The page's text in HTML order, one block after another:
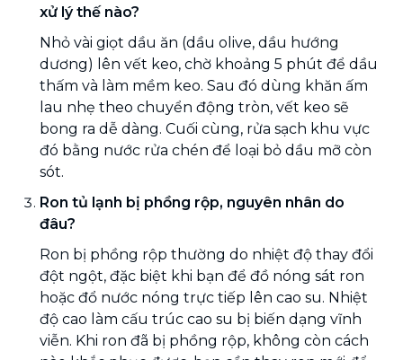
xử lý thế nào?
Nhỏ vài giọt dầu ăn (dầu olive, dầu hướng
dương) lên vết keo, chờ khoảng 5 phút để dầu
thấm và làm mềm keo. Sau đó dùng khăn ấm
lau nhẹ theo chuyển động tròn, vết keo sẽ
bong ra dễ dàng. Cuối cùng, rửa sạch khu vực
đó bằng nước rửa chén để loại bỏ dầu mỡ còn
sót.
Ron tủ lạnh bị phồng rộp, nguyên nhân do
đâu?
Ron bị phồng rộp thường do nhiệt độ thay đổi
đột ngột, đặc biệt khi bạn để đồ nóng sát ron
hoặc đổ nước nóng trực tiếp lên cao su. Nhiệt
độ cao làm cấu trúc cao su bị biến dạng vĩnh
viễn. Khi ron đã bị phồng rộp, không còn cách